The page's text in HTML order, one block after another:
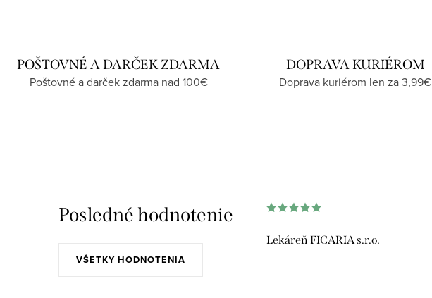
POŠTOVNÉ A DARČEK ZDARMA
Poštovné a darček zdarma nad 100€
DOPRAVA KURIÉROM
Doprava kuriérom len za 3,99€
Posledné hodnotenie
VŠETKY HODNOTENIA
Lekáreň FICARIA s.r.o.